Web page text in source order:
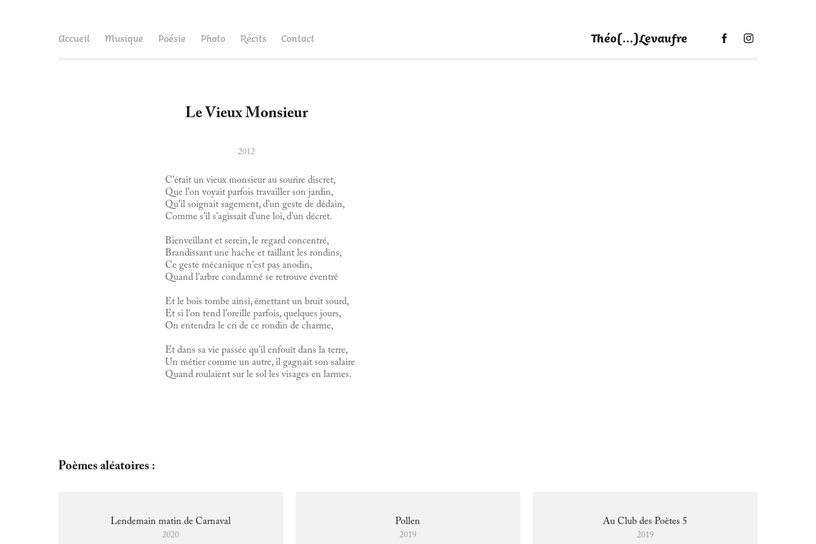
Accueil Musique Poésie Photo Récits Contact Théo[...]Levaufre
Le Vieux Monsieur
2012
C'était un vieux monsieur au sourire discret,
Que l'on voyait parfois travailler son jardin,
Qu'il soignait sagement, d'un geste de dédain,
Comme s'il s'agissait d'une loi, d'un décret.
Bienveillant et serein, le regard concentré,
Brandissant une hache et taillant les rondins,
Ce geste mécanique n'est pas anodin,
Quand l'arbre condamné se retrouve éventré
Et le bois tombe ainsi, émettant un bruit sourd,
Et si l'on tend l'oreille parfois, quelques jours,
On entendra le cri de ce rondin de charme,
Et dans sa vie passée qu'il enfouît dans la terre,
Un métier comme un autre, il gagnait son salaire
Quand roulaient sur le sol les visages en larmes.
Poèmes aléatoires :
Lendemain matin de Carnaval
2020
Pollen
2019
Au Club des Poètes 5
2019